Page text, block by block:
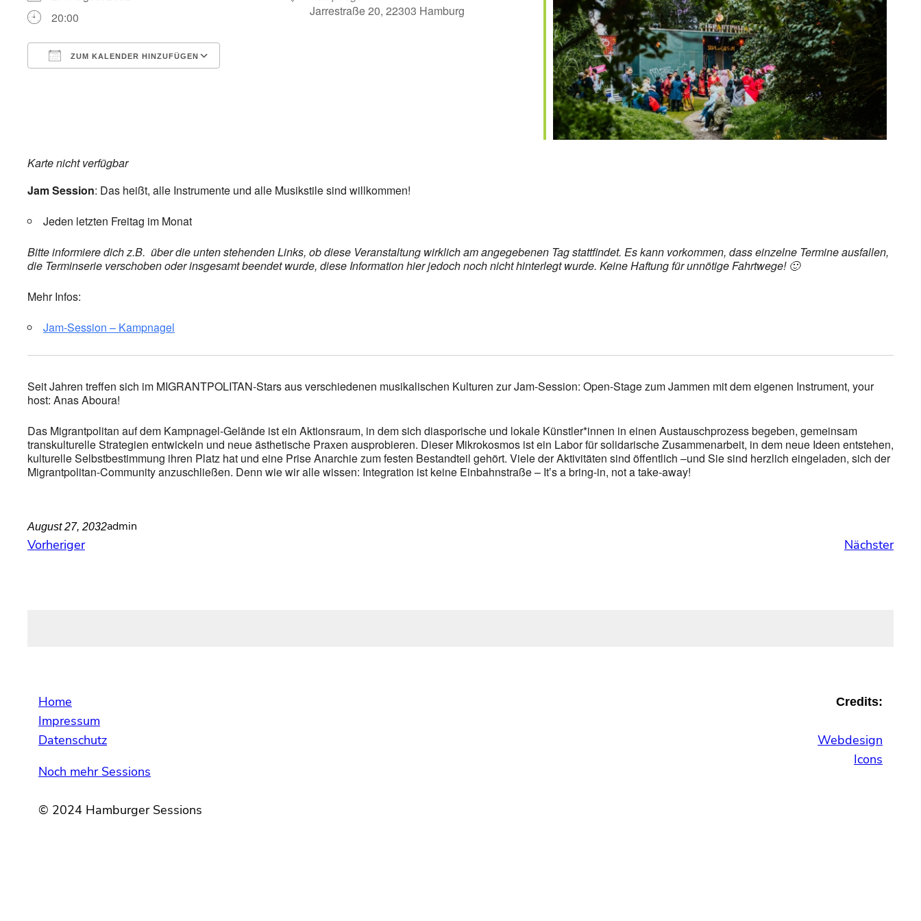
20:00
ZUM KALENDER HINZUFÜGEN
Office 365 Outlook Live
Jarrestraße 20, 22303 Hamburg
Karte nicht verfügbar
Jam Session: Das heißt, alle Instrumente und alle Musikstile sind willkommen!
Jeden letzten Freitag im Monat
Bitte informiere dich z.B. über die unten stehenden Links, ob diese Veranstaltung wirklich am angegebenen Tag stattfindet. Es kann vorkommen, dass einzelne Termine ausfallen,
die Terminserie verschoben oder insgesamt beendet wurde, diese Information hier jedoch noch nicht hinterlegt wurde. Keine Haftung für unnötige Fahrtwege! 🙂
Mehr Infos:
Jam-Session – Kampnagel
Seit Jahren treffen sich im MIGRANTPOLITAN-Stars aus verschiedenen musikalischen Kulturen zur Jam-Session: Open-Stage zum Jammen mit dem eigenen Instrument, your
host: Anas Aboura!
Das Migrantpolitan auf dem Kampnagel-Gelände ist ein Aktionsraum, in dem sich diasporische und lokale Künstler*innen in einen Austauschprozess begeben, gemeinsam
transkulturelle Strategien entwickeln und neue ästhetische Praxen ausprobieren. Dieser Mikrokosmos ist ein Labor für solidarische Zusammenarbeit, in dem neue Ideen entstehen,
kulturelle Selbstbestimmung ihren Platz hat und eine Prise Anarchie zum festen Bestandteil gehört. Viele der Aktivitäten sind öffentlich –und Sie sind herzlich eingeladen, sich der
Migrantpolitan-Community anzuschließen. Denn wie wir alle wissen: Integration ist keine Einbahnstraße – Itʼs a bring-in, not a take-away!
August 27, 2032admin
Vorheriger Nächster
Home
Impressum
Datenschutz
Noch mehr Sessions
© 2024 Hamburger Sessions
Credits:
Webdesign
Icons